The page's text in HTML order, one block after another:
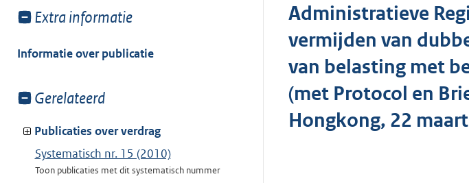
Toon
van:
Extra informatie
Informatie over publicatie
Toon
van:
Gerelateerd
Publicaties over verdrag
Systematisch nr. 15 (2010)
Toon publicaties met dit systematisch nummer
Administratieve
vermijden van
van belasting met
(met Protocol en
Hongkong, 22